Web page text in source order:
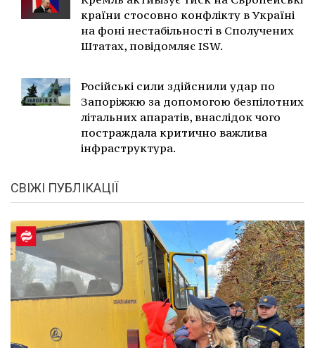
країни стосовно конфлікту в Україні
на фоні нестабільності в Сполучених
Штатах, повідомляє ISW.
Російські сили здійснили удар по
Запоріжжю за допомогою безпілотних
літальних апаратів, внаслідок чого
постраждала критично важлива
інфраструктура.
СВІЖІ ПУБЛІКАЦІЇ